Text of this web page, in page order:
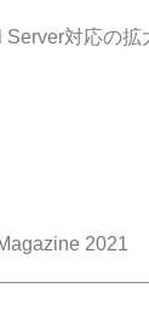
対応の拡
2021